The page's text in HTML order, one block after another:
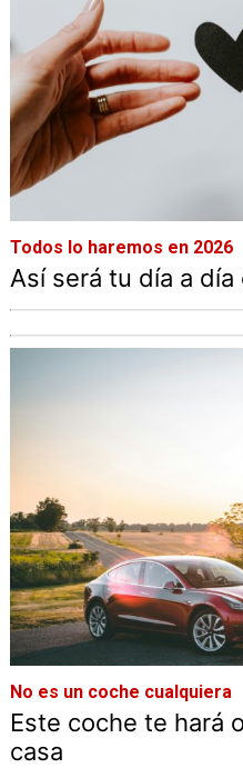
Todos lo haremos en 2026
Así será tu día a día
No es un coche cualquiera
Este coche te hará
casa